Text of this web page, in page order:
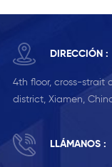
DIRECCIÓN :
4th floor, cross-strait
district, Xiamen,
LLÁMANOS :